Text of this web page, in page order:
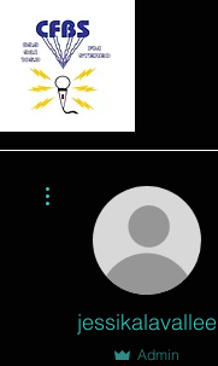
jessikalavallee
Admin